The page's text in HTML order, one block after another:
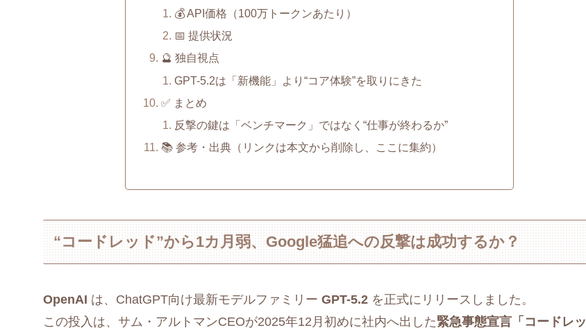
💰 API価格（100万トークンあたり）
📅 提供状況
🔮 独自視点
GPT-5.2は「新機能」より“コア体験”を取りにきた
✅ まとめ
反撃の鍵は「ベンチマーク」ではなく“仕事が終わるか”
📚 参考・出典（リンクは本文から削除し、ここに集約）
“コードレッド”から1カ月弱、Google猛追への反撃は成功するか？
OpenAI は、ChatGPT向け最新モデルファミリー GPT-5.2を正式にリリースしました。
この投入は、サム・アルトマンCEOが2025年12月初めに社内へ出した緊急事態宣言「コードレッ